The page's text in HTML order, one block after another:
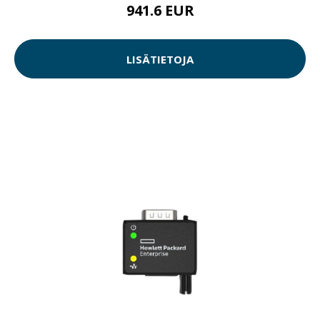
941.6 EUR
LISÄTIETOJA